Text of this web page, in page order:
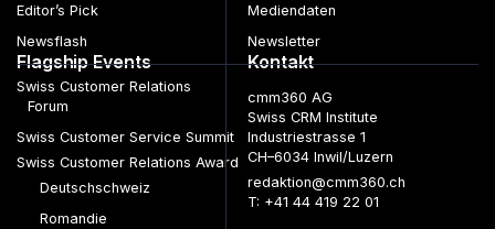
Editor’s Pick
Newsflash
Mediendaten
Newsletter
Flagship Events
Swiss Customer Relations
Forum
Swiss Customer Service Summit
Swiss Customer Relations Award
Deutschschweiz
Romandie
Kontakt
cmm360 AG
Swiss CRM Institute
Industriestrasse 1
CH–6034 Inwil/Luzern
redaktion@cmm360.ch
T: +41 44 419 22 01